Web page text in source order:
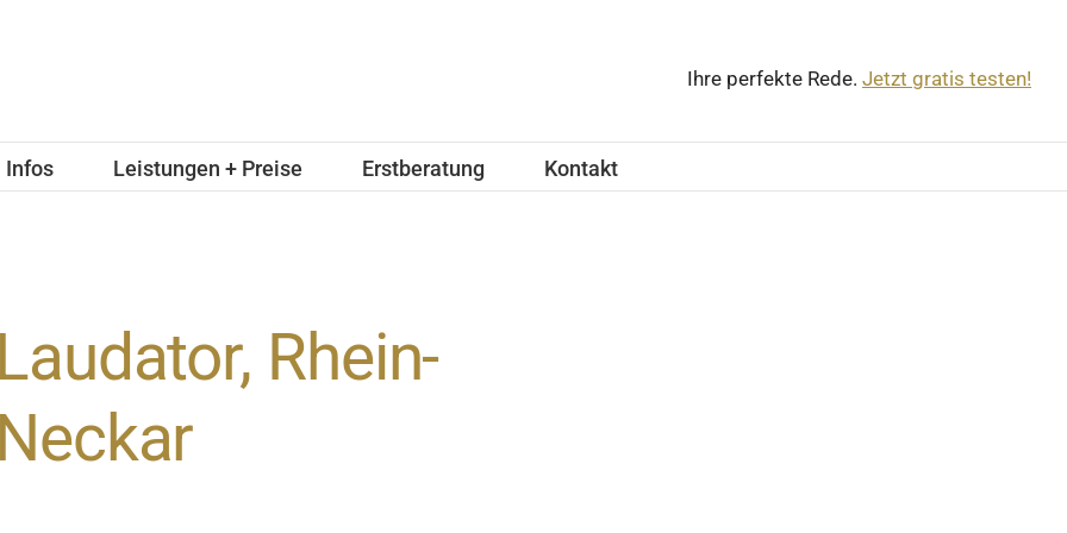
Ihre perfekte Rede. Jetzt gratis testen!
Infos Leistungen + Preise Erstberatung Kontakt
Laudator, Rhein-
Neckar